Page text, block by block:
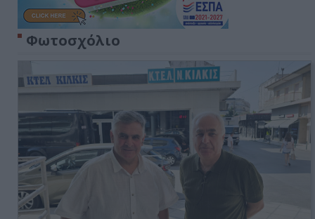
Φωτοσχόλιο